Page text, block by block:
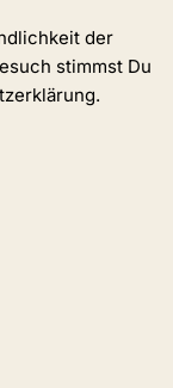
der
stimmst Du